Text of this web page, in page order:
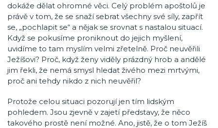
dokáže dělat ohromné věci. Celý problém apoštolů je
právě v tom, že se snaží sebrat všechny své síly, zapřít
se, „pochlapit se“ a nějak se srovnat s nastalou situací.
Když se pokusíme proniknout do jejich myšlení,
uvidíme to tam myslím velmi zřetelně. Proč neuvěřili
Ježíšovi? Proč, když ženy viděly prázdný hrob a andělé
jim řekli, že nemá smysl hledat živého mezi mrtvými,
proč ani tehdy nikdo z nich neuvěřil?
Protože celou situaci pozorují jen tím lidským
pohledem. Jsou zjevně v zajetí představy, že něco
takového prostě není možné. Ano, jistě, že o tom Ježíš